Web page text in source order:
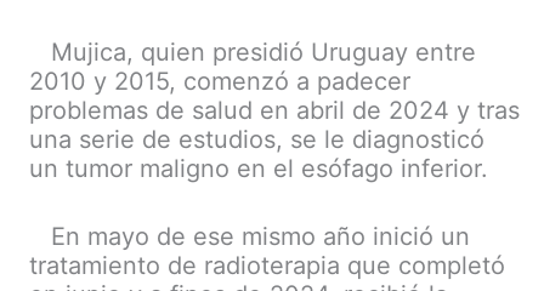
Mujica, quien presidió Uruguay entre
2010 y 2015, comenzó a padecer
problemas de salud en abril de 2024 y tras
una serie de estudios, se le diagnosticó
un tumor maligno en el esófago inferior.
En mayo de ese mismo año inició un
tratamiento de radioterapia que completó